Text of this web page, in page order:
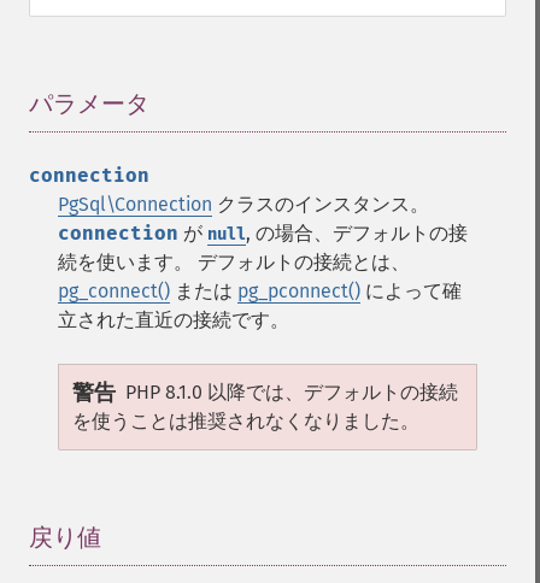
パラメータ
connection
PgSql\Connection クラスのインスタンス。
connection が null, の場合、デフォルトの接
続を使います。 デフォルトの接続とは、
pg_connect() または pg_pconnect() によって確
立された直近の接続です。
警告 PHP 8.1.0 以降では、デフォルトの接続
を使うことは推奨されなくなりました。
戻り値